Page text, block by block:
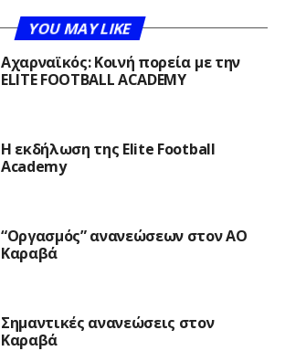
YOU MAY LIKE
Αχαρναϊκός: Κοινή πορεία με την
ELITE FOOTBALL ACADEMY
Η εκδήλωση της Elite Football
Academy
“Οργασμός” ανανεώσεων στον ΑΟ
Καραβά
Σημαντικές ανανεώσεις στον
Καραβά